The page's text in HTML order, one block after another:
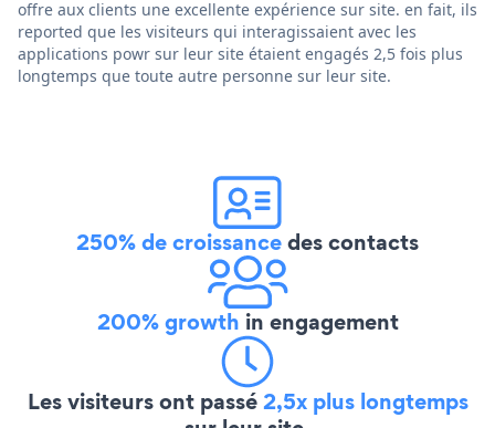
offre aux clients une excellente expérience sur site. en fait, ils
reported que les visiteurs qui interagissaient avec les
applications powr sur leur site étaient engagés 2,5 fois plus
longtemps que toute autre personne sur leur site.
250% de croissancedes contacts
200% growth in engagement
Les visiteurs ont passé2,5x plus longtemps